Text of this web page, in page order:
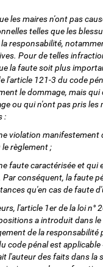
les maires n'ont pas
telles que les
la responsabilité,
Pour de telles
la faute soit plus
l'article 121-3 du code
le dommage, mais
ou qui n'ont pas pris les
:
violation manifestement
le règlement ;
faute caractérisée et
Par conséquent, la faute
qu'en cas de faute
l'article 1er de la loi
a introduit dans
de la responsabilité
code pénal est
l'auteur des faits dans la